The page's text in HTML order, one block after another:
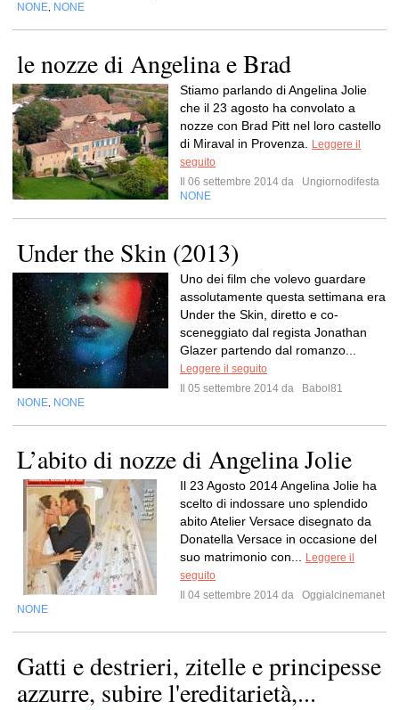
NONE NONE
le nozze di Angelina e Brad
Stiamo parlando di Angelina Jolie
che il 23 agosto ha convolato a
nozze con Brad Pitt nel loro castello
di Miraval in Provenza.
Leggere il
seguito
Il 06 settembre 2014 da
Ungiornodifesta
NONE
Under the Skin (2013)
Uno dei film che volevo guardare
assolutamente questa settimana era
Under the Skin, diretto e co-
sceneggiato dal regista Jonathan
Glazer partendo dal romanzo...
Leggere il seguito
Il 05 settembre 2014 da
Babol81
NONE NONE
L’abito di nozze di Angelina Jolie
Il 23 Agosto 2014 Angelina Jolie ha
scelto di indossare uno splendido
abito Atelier Versace disegnato da
Donatella Versace in occasione del
suo matrimonio con...
Leggere il
seguito
Il 04 settembre 2014 da
Oggialcinemanet
NONE
Gatti e destrieri, zitelle e principesse
azzurre, subire l'ereditarietà,...